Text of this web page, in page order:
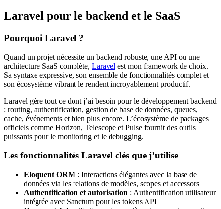
Laravel pour le backend et le SaaS
Pourquoi Laravel ?
Quand un projet nécessite un backend robuste, une API ou une
architecture SaaS complète, Laravel est mon framework de choix.
Sa syntaxe expressive, son ensemble de fonctionnalités complet et
son écosystème vibrant le rendent incroyablement productif.
Laravel gère tout ce dont j’ai besoin pour le développement backend
: routing, authentification, gestion de base de données, queues,
cache, événements et bien plus encore. L’écosystème de packages
officiels comme Horizon, Telescope et Pulse fournit des outils
puissants pour le monitoring et le debugging.
Les fonctionnalités Laravel clés que j’utilise
Eloquent ORM : Interactions élégantes avec la base de
données via les relations de modèles, scopes et accessors
Authentification et autorisation : Authentification utilisateur
intégrée avec Sanctum pour les tokens API